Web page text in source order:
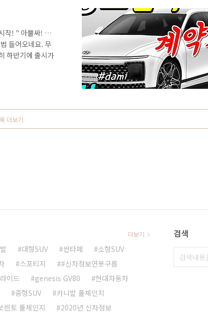
작! " 아뿔싸! 지
들어오네요. 무
하반기에 출시가
같네요! 영상으
더보기
대형SUV 싼타페
소형SUV
스포티지
#신차정보연못구름
이드 genesis GV80
현대자동차
중형SUV
카니발 풀체인지
렌토 풀체인지 2020년 신차정보
더보기 검색